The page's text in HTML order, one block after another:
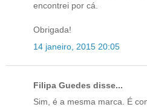
encontrei por cá.
Obrigada!
14 janeiro, 2015 20:05
Filipa Guedes disse...
Sim, é a mesma marca. É